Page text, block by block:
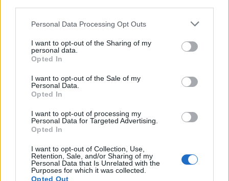
Personal Data Processing Opt Outs
I want to opt-out of the Sharing of my
personal data.
Opted In
I want to opt-out of the Sale of my
Personal Data.
Opted In
I want to opt-out of processing my
Personal Data for Targeted Advertising.
Opted In
I want to opt-out of Collection, Use,
Retention, Sale, and/or Sharing of my
Personal Data that Is Unrelated with the
Purposes for which it was collected.
Opted Out
d’azione, quindi si sente praticamente
inutile”.
La prima parte di Harry Potter e i Doni della
Morte uscirà a novembre.
TI POTREBBE INTERESSARE
NEWS LIFESTYLE